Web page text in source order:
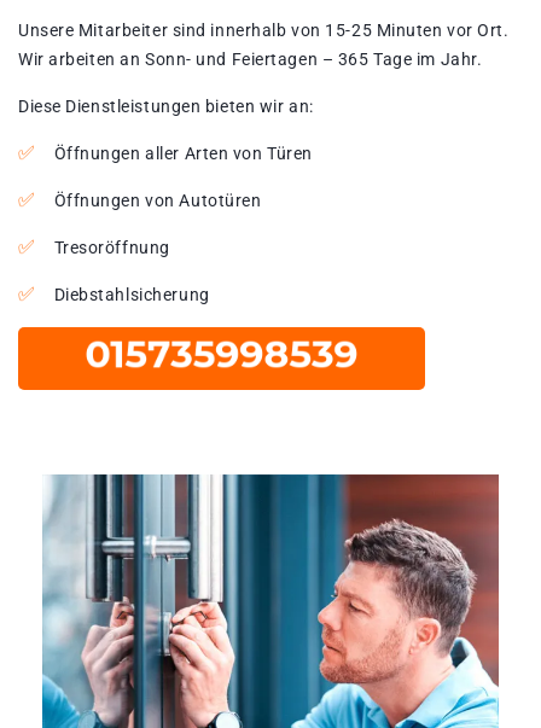
Unsere Mitarbeiter sind innerhalb von 15-25 Minuten vor Ort.
Wir arbeiten an Sonn- und Feiertagen – 365 Tage im Jahr.
Diese Dienstleistungen bieten wir an:
Öffnungen aller Arten von Türen
Öffnungen von Autotüren
Tresoröffnung
Diebstahlsicherung